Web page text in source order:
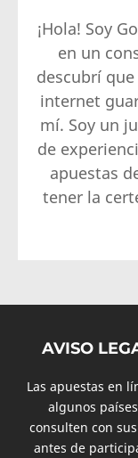
¡Hola! Soy
en un
descubrí
internet
mí. Soy un
de
apuestas
tener la
AVISO
Las apuestas en
algunos
consulten con
antes de